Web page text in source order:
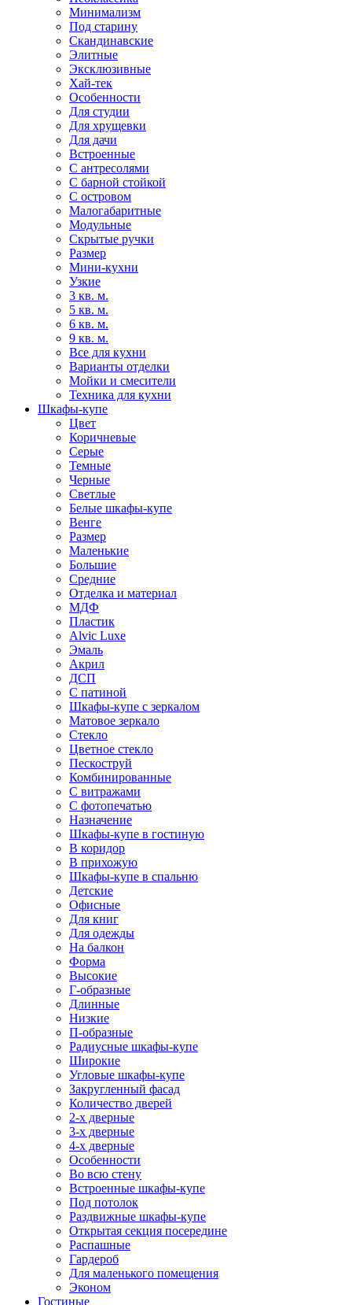
Минимализм
Под старину
Скандинавские
Элитные
Эксклюзивные
Хай-тек
Особенности
Для студии
Для хрущевки
Для дачи
Встроенные
С антресолями
С барной стойкой
С островом
Малогабаритные
Модульные
Скрытые ручки
Размер
Мини-кухни
Узкие
3 кв. м.
5 кв. м.
6 кв. м.
9 кв. м.
Все для кухни
Варианты отделки
Мойки и смесители
Техника для кухни
Шкафы-купе
Цвет
Коричневые
Серые
Темные
Черные
Светлые
Белые шкафы-купе
Венге
Размер
Маленькие
Большие
Средние
Отделка и материал
МДФ
Пластик
Alvic Luxe
Эмаль
Акрил
ДСП
С патиной
Шкафы-купе с зеркалом
Матовое зеркало
Стекло
Цветное стекло
Пескоструй
Комбинированные
С витражами
С фотопечатью
Назначение
Шкафы-купе в гостиную
В коридор
В прихожую
Шкафы-купе в спальню
Детские
Офисные
Для книг
Для одежды
На балкон
Форма
Высокие
Г-образные
Длинные
Низкие
П-образные
Радиусные шкафы-купе
Широкие
Угловые шкафы-купе
Закругленный фасад
Количество дверей
2-х дверные
3-х дверные
4-х дверные
Особенности
Во всю стену
Встроенные шкафы-купе
Под потолок
Раздвижные шкафы-купе
Открытая секция посередине
Распашные
Гардероб
Для маленького помещения
Эконом
Гостиные